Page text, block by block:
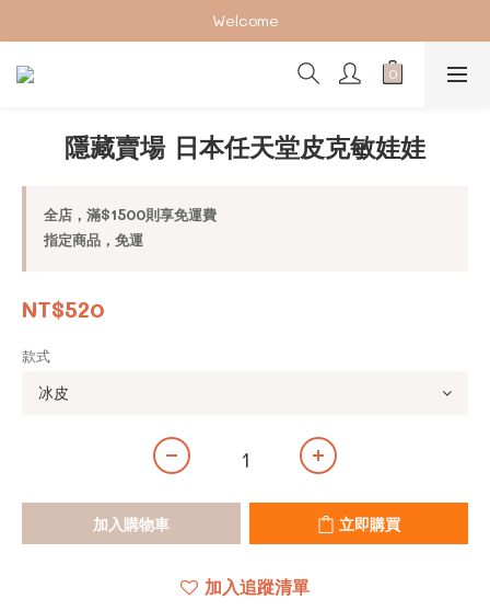
加入會員下單享2%回饋紅利 ❤❤
Welcome
加入會員下單享2%回饋紅利 ❤❤
隱藏賣場 日本任天堂皮克敏娃娃
全店，滿$1500則享免運費
指定商品，免運
NT$520
款式
加入購物車 立即購買
加入追蹤清單